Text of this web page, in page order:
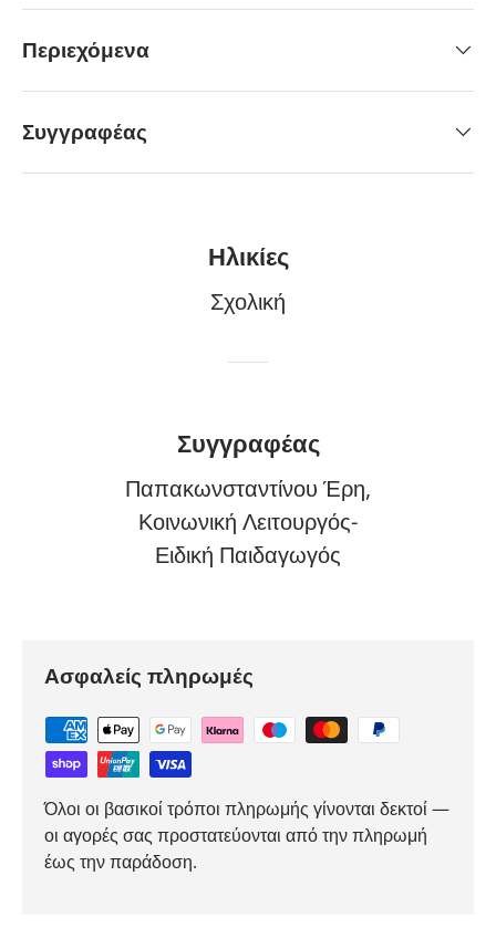
Περιεχόμενα
Συγγραφέας
Ηλικίες
Σχολική
Συγγραφέας
Παπακωνσταντίνου Έρη,
Κοινωνική Λειτουργός-
Ειδική Παιδαγωγός
Ασφαλείς πληρωμές
Όλοι οι βασικοί τρόποι πληρωμής γίνονται δεκτοί —
οι αγορές σας προστατεύονται από την πληρωμή
έως την παράδοση.